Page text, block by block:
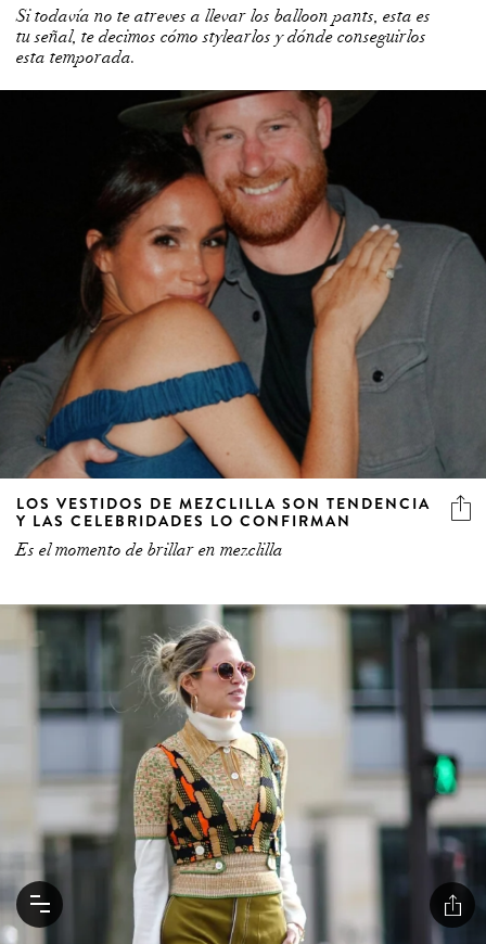
Si todavía no te atreves a llevar los balloon pants, esta es
tu señal, te decimos cómo stylearlos y dónde conseguirlos
esta temporada.
LOS VESTIDOS DE MEZCLILLA SON TENDENCIA
Y LAS CELEBRIDADES LO CONFIRMAN
Es el momento de brillar en mezclilla